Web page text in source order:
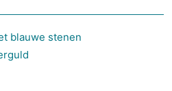
blauwe stenen